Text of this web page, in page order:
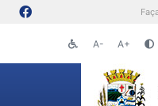
A- A+